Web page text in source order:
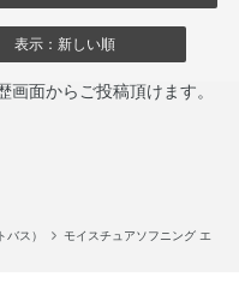
表示：新しい順
面からご投稿頂けます。
バス）
モイスチュアソフニング エ